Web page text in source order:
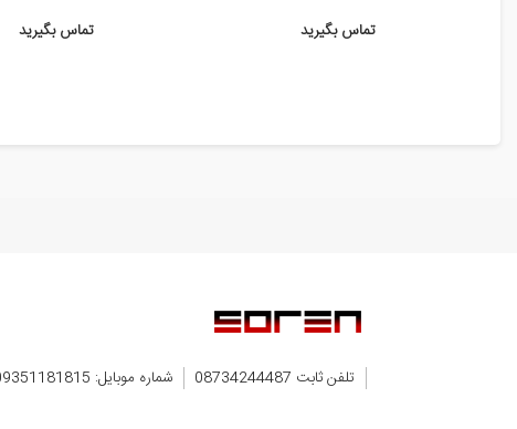
تماس بگیرید تماس بگیرید
تلفن ثابت 08734244487 شماره موبایل: 09351181815